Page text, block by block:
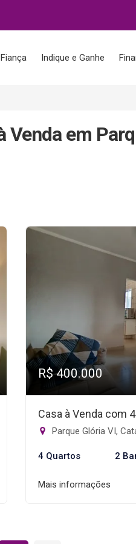
Indique e Ganhe
em
R$ 400.000
Casa à Venda com
Parque Glória VI,
4 Quartos 2
Mais informações